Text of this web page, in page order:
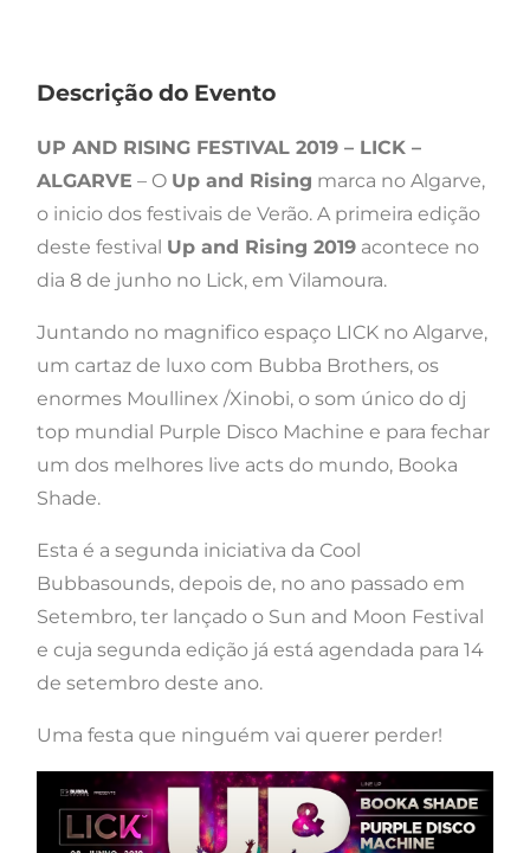
Descrição do Evento
UP AND RISING FESTIVAL 2019 – LICK –
ALGARVE – O Up and Rising marca no Algarve,
o inicio dos festivais de Verão. A primeira edição
deste festival Up and Rising 2019 acontece no
dia 8 de junho no Lick, em Vilamoura.
Juntando no magnifico espaço LICK no Algarve,
um cartaz de luxo com Bubba Brothers, os
enormes Moullinex /Xinobi, o som único do dj
top mundial Purple Disco Machine e para fechar
um dos melhores live acts do mundo, Booka
Shade.
Esta é a segunda iniciativa da Cool
Bubbasounds, depois de, no ano passado em
Setembro, ter lançado o Sun and Moon Festival
e cuja segunda edição já está agendada para 14
de setembro deste ano.
Uma festa que ninguém vai querer perder!